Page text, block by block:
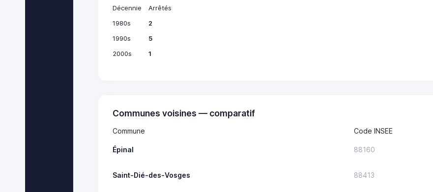
Décennie
Arrêtés
1980s
2
1990s
5
2000s
1
Communes voisines — comparatif
Commune Code INSEE
Épinal 88160
Saint-Dié-des-Vosges 88413